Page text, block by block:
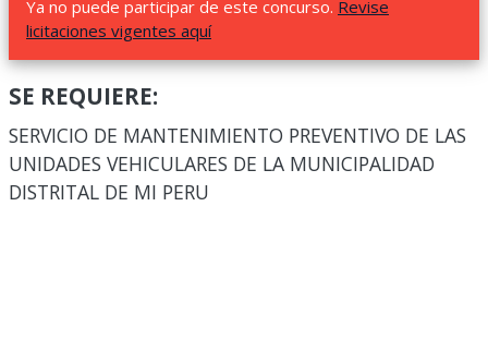
Ya no puede participar de este concurso. Revise
licitaciones vigentes aquí
SE REQUIERE:
SERVICIO DE MANTENIMIENTO PREVENTIVO DE LAS
UNIDADES VEHICULARES DE LA MUNICIPALIDAD
DISTRITAL DE MI PERU